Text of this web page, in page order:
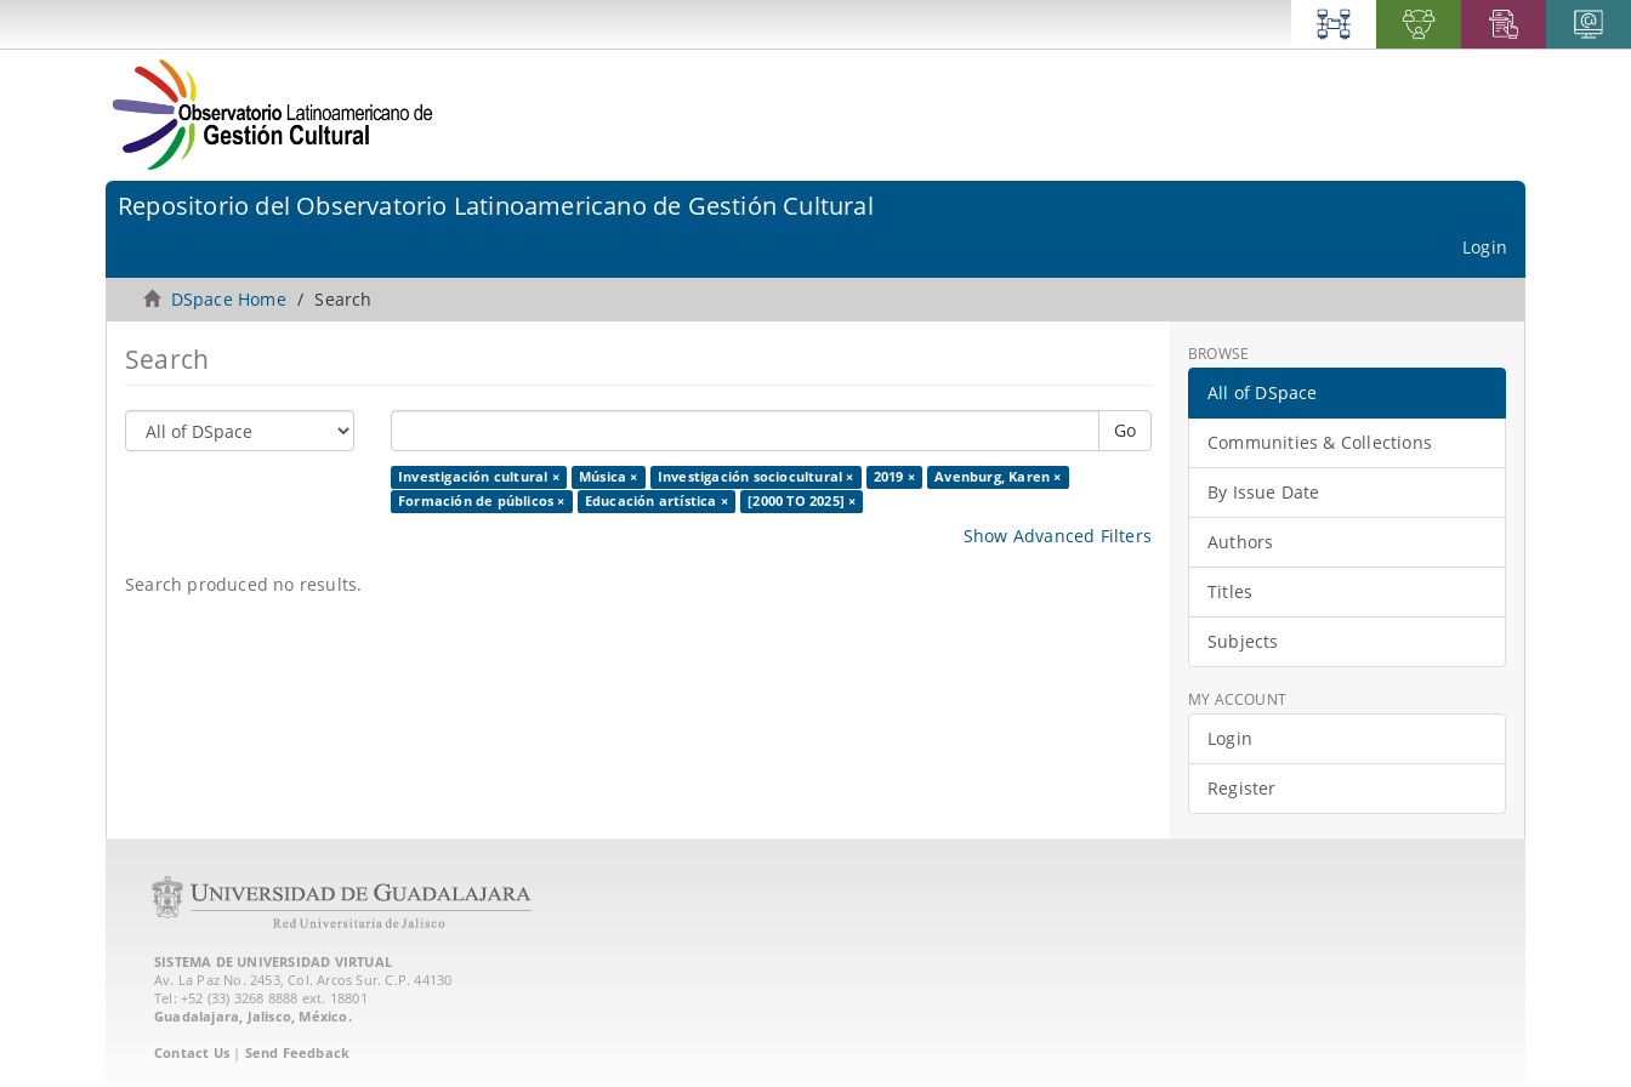
Repositorio del Observatorio Latinoamericano de Gestión Cultural
Login
DSpace Home Search
Search
Go
Investigación cultural × Música × Investigación sociocultural × 2019 ×
Avenburg, Karen ×
Formación de públicos ×
Educación artística × [2000 TO 2025] ×
Show Advanced Filters
Search produced no results.
BROWSE
All of DSpace
Communities & Collections
By Issue Date
Authors
Titles
Subjects
MY ACCOUNT
Login
Register
SISTEMA DE UNIVERSIDAD VIRTUAL
Av. La Paz No. 2453, Col. Arcos Sur. C.P. 44130
Tel: +52 (33) 3268 8888‏ ext. 18801
Guadalajara, Jalisco, México.
Contact Us | Send Feedback